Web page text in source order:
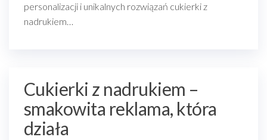
personalizacji i unikalnych rozwiązań cukierki z
nadrukiem…
Cukierki z nadrukiem –
smakowita reklama, która
działa